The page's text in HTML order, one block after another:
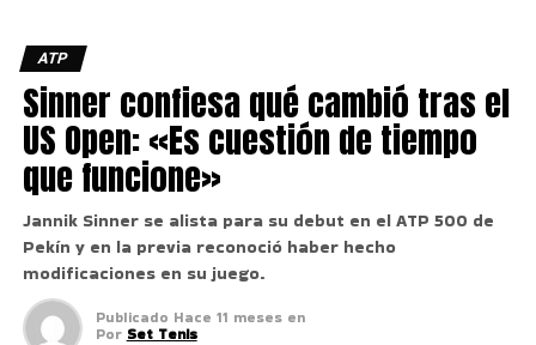
ATP
Sinner confiesa qué cambió tras el
US Open: «Es cuestión de tiempo
que funcione»
Jannik Sinner se alista para su debut en el ATP 500 de
Pekín y en la previa reconoció haber hecho
modificaciones en su juego.
Publicado Hace 11 meses en
Por Set Tenis